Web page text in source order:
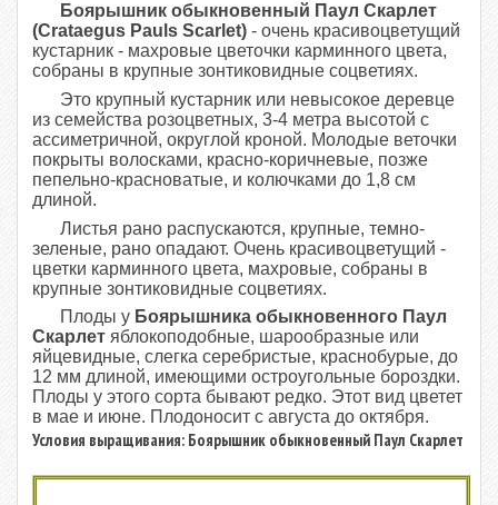
Боярышник обыкновенный Паул Скарлет
(Crataegus Pauls Scarlet) - очень красивоцветущий
кустарник - махровые цветочки карминного цвета,
собраны в крупные зонтиковидные соцветиях.
Это крупный кустарник или невысокое деревце
из семейства розоцветных, 3-4 метра высотой с
ассиметричной, округлой кроной. Молодые веточки
покрыты волосками, красно-коричневые, позже
пепельно-красноватые, и колючками до 1,8 см
длиной.
Листья рано распускаются, крупные, темно-
зеленые, рано опадают. Очень красивоцветущий -
цветки карминного цвета, махровые, собраны в
крупные зонтиковидные соцветиях.
Плоды у Боярышника обыкновенного Паул
Скарлетяблокоподобные, шарообразные или
яйцевидные, слегка серебристые, краснобурые, до
12 мм длиной, имеющими остроугольные бороздки.
Плоды у этого сорта бывают редко. Этот вид цветет
в мае и июне. Плодоносит с августа до октября.
Условия выращивания: Боярышник обыкновенный Паул Скарлет